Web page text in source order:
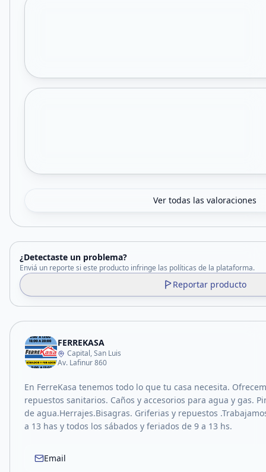
Ver todas las valoraciones
¿Detectaste un problema?
Enviá un reporte si este producto infringe las políticas de la plataforma.
Reportar producto
FERREKASA
Capital, San Luis
Av. Lafinur 860
En FerreKasa tenemos todo lo que tu casa necesita.
repuestos sanitarios. Caños y accesorios para agua y gas.
de agua.Herrajes.Bisagras. Griferias y repuestos
a 13 has y todos los sábados y feriados de 9 a 13 hs.
Email